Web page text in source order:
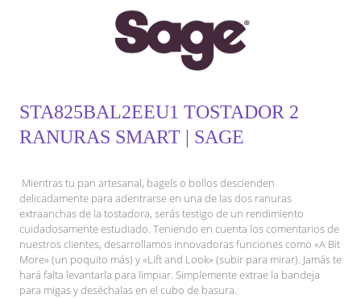
STA825BAL2EEU1 TOSTADOR 2
RANURAS SMART | SAGE
Mientras tu pan artesanal, bagels o bollos descienden
delicadamente para adentrarse en una de las dos ranuras
extraanchas de la tostadora, serás testigo de un rendimiento
cuidadosamente estudiado. Teniendo en cuenta los comentarios de
nuestros clientes, desarrollamos innovadoras funciones como «A Bit
More» (un poquito más) y «Lift and Look» (subir para mirar). Jamás te
hará falta levantarla para limpiar. Simplemente extrae la bandeja
para migas y deséchalas en el cubo de basura.